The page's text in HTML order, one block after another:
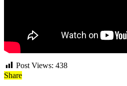
Post Views: 438
Share